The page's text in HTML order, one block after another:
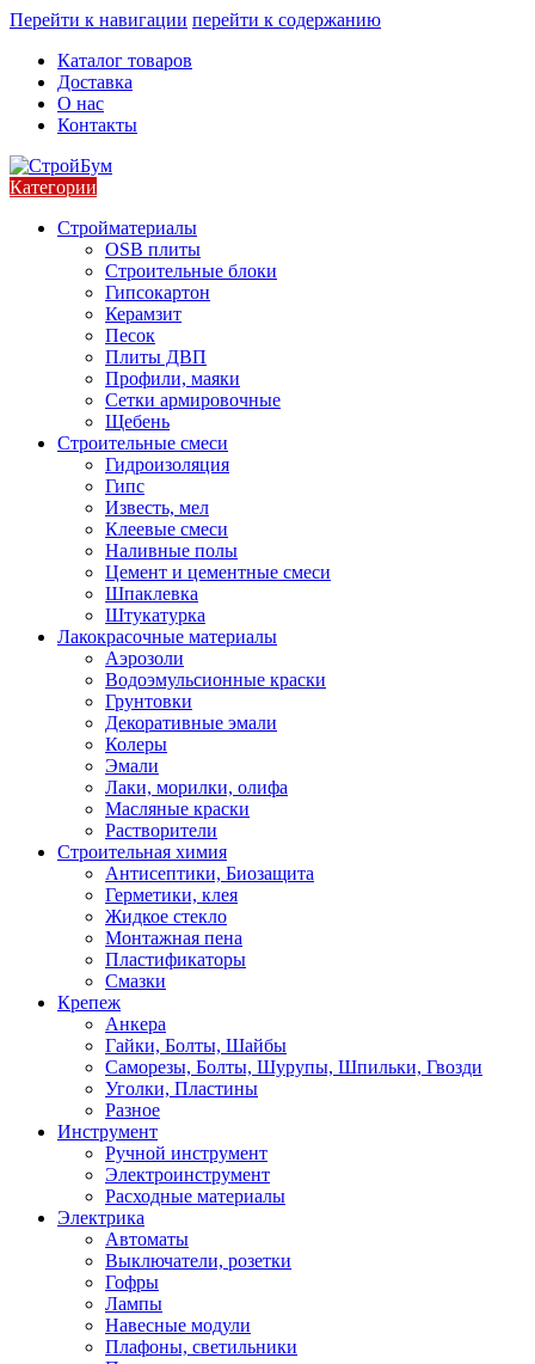
Перейти к навигации перейти к содержанию
Каталог товаров
Доставка
О нас
Контакты
Категории
Стройматериалы
OSB плиты
Строительные блоки
Гипсокартон
Керамзит
Песок
Плиты ДВП
Профили, маяки
Сетки армировочные
Щебень
Строительные смеси
Гидроизоляция
Гипс
Известь, мел
Клеевые смеси
Наливные полы
Цемент и цементные смеси
Шпаклевка
Штукатурка
Лакокрасочные материалы
Аэрозоли
Водоэмульсионные краски
Грунтовки
Декоративные эмали
Колеры
Эмали
Лаки, морилки, олифа
Масляные краски
Растворители
Строительная химия
Антисептики, Биозащита
Герметики, клея
Жидкое стекло
Монтажная пена
Пластификаторы
Смазки
Крепеж
Анкера
Гайки, Болты, Шайбы
Саморезы, Болты, Шурупы, Шпильки, Гвозди
Уголки, Пластины
Разное
Инструмент
Ручной инструмент
Электроинструмент
Расходные материалы
Электрика
Автоматы
Выключатели, розетки
Гофры
Лампы
Навесные модули
Плафоны, светильники